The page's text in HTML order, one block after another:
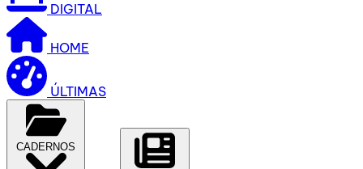
DIGITAL
HOME
ÚLTIMAS
CADERNOS